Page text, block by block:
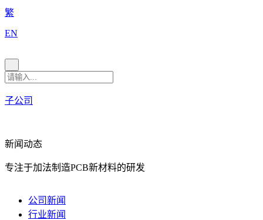
繁
EN
子公司
新闻动态
专注于加法制造PCB新材料的研发
公司新闻
行业新闻